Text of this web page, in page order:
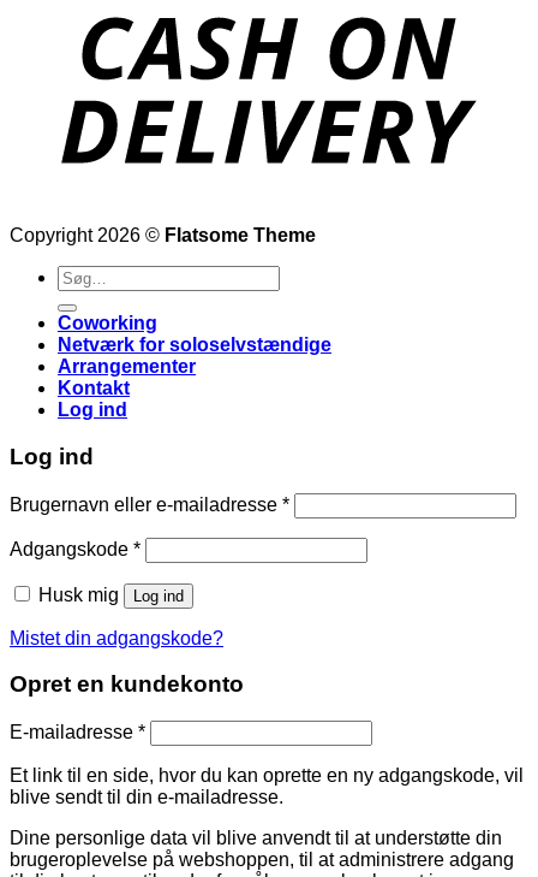
Copyright 2026 © Flatsome Theme
Søg
efter:
Coworking
Netværk for soloselvstændige
Arrangementer
Kontakt
Log ind
Log ind
Brugernavn eller e-mailadresse *Påkrævet
Adgangskode *Påkrævet
Husk mig Log ind
Mistet din adgangskode?
Opret en kundekonto
E-mailadresse *Påkrævet
Et link til en side, hvor du kan oprette en ny adgangskode, vil
blive sendt til din e-mailadresse.
Dine personlige data vil blive anvendt til at understøtte din
brugeroplevelse på webshoppen, til at administrere adgang